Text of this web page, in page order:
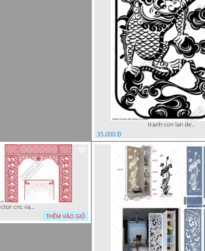
tranh con lan den trang co
35.000 Đ
file vector cnc vach tho tranh phong tho dang cap
THÊM VÀO GIỎ